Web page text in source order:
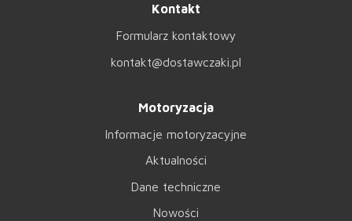
Kontakt
Formularz kontaktowy
kontakt@dostawczaki.pl
Motoryzacja
Informacje motoryzacyjne
Aktualności
Dane techniczne
Nowości